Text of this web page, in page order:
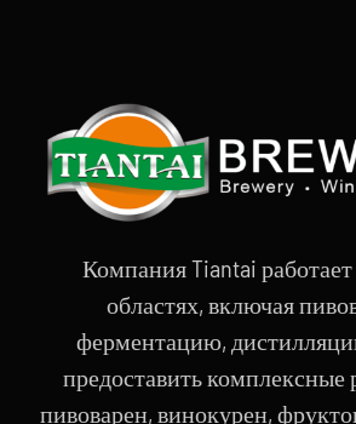
Компания Tiantai
областях, включая
ферментацию,
предоставить комплексные
пивоварен, винокурен,